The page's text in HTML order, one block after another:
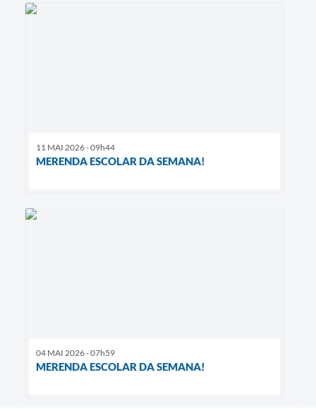
11 MAI 2026 - 09h44
MERENDA ESCOLAR DA SEMANA!
04 MAI 2026 - 07h59
MERENDA ESCOLAR DA SEMANA!